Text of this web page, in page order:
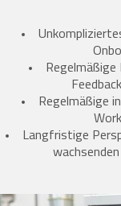
Regelmäßige
Langfristige